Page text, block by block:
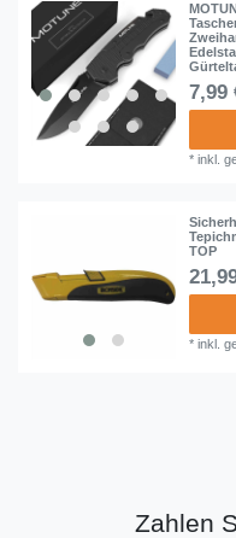
7,99
*inkl.
TOP
*inkl.
Zahlen